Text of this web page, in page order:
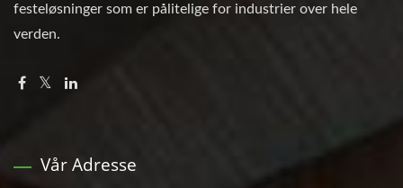
festeløsninger som er pålitelige for industrier over hele
verden.
Vår Adresse